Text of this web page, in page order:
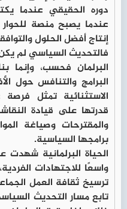
دوره الحقيقي عندما
عندما يصبح منصة
إنتاج أفضل الحلول
فالتحديث السياسي لم
البرلمان فحسب، وإنما
البرامج والتنافس حول
الاستثنائية تمثل فرصة
قدرتها على قيادة
والمقترحات وصياغة
برامجها السياسية.
الحياة البرلمانية
واسعًا للاجتهادات
ترسيخ ثقافة العمل
تابع مسار التحديث